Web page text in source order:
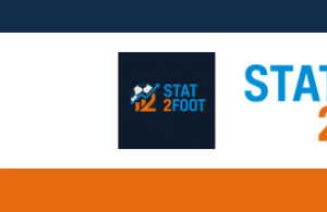
au